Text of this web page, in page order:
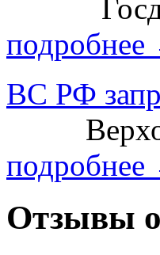
подробнее
ВС РФ
подробнее
Отзывы